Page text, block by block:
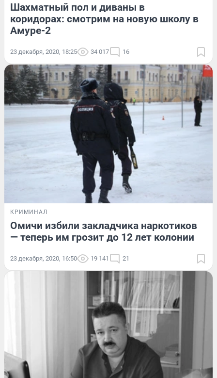
Шахматный пол и диваны в
коридорах: смотрим на новую школу в
Амуре-2
23 декабря, 2020, 18:25 34 017 16
КРИМИНАЛ
Омичи избили закладчика наркотиков
— теперь им грозит до 12 лет колонии
23 декабря, 2020, 16:50 19 141 21